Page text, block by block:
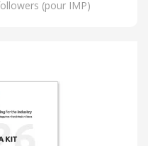
(pour IMP)